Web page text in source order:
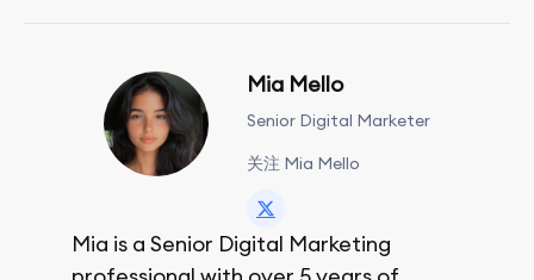
Mia Mello
Senior Digital Marketer
关注 Mia Mello
Mia is a Senior Digital Marketing